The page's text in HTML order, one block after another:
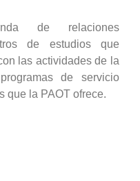
de relaciones
de estudios que
las actividades de la
de servicio
que la PAOT ofrece.